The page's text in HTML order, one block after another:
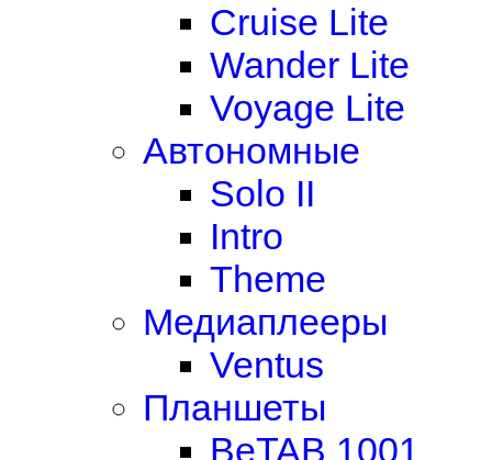
Cruise Lite
Wander Lite
Voyage Lite
Автономные
Solo II
Intro
Theme
Медиаплееры
Ventus
Планшеты
BeTAB 1001